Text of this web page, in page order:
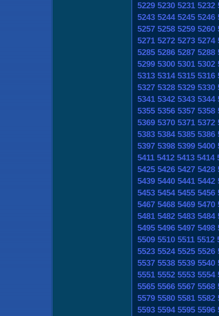
5229 5230 5231 5232
5243 5244 5245 5246
5257 5258 5259 5260
5271 5272 5273 5274
5285 5286 5287 5288
5299 5300 5301 5302
5313 5314 5315 5316
5327 5328 5329 5330
5341 5342 5343 5344
5355 5356 5357 5358
5369 5370 5371 5372
5383 5384 5385 5386
5397 5398 5399 5400
5411 5412 5413 5414
5425 5426 5427 5428
5439 5440 5441 5442
5453 5454 5455 5456
5467 5468 5469 5470
5481 5482 5483 5484
5495 5496 5497 5498
5509 5510 5511 5512
5523 5524 5525 5526
5537 5538 5539 5540
5551 5552 5553 5554
5565 5566 5567 5568
5579 5580 5581 5582
5593 5594 5595 5596